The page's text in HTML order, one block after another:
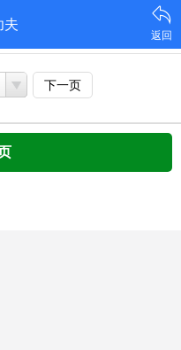
夫
返回
下一页